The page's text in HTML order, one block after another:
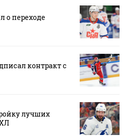
о переходе
контракт с
лучших